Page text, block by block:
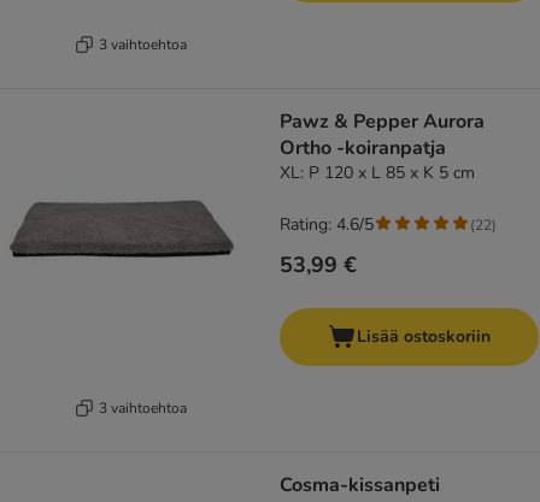
3 vaihtoehtoa
3 vaihtoehtoa
Pawz & Pepper Aurora
Ortho -koiranpatja
XL: P 120 x L 85 x K 5 cm
53,99 €
Rating: 4.6/5 (22)
Lisää ostoskoriin
Cosma-kissanpeti